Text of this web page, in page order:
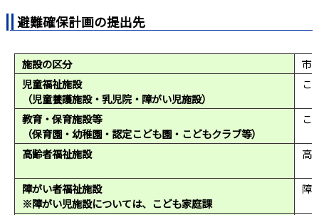
避難確保計画の提出先
施設の区分
市
児童福祉施設
（児童養護施設・乳児院・障がい児施設）
こ
教育・保育施設等
（保育園・幼稚園・認定こども園・こどもクラブ等）
こ
高齢者福祉施設
高
障がい者福祉施設
※障がい児施設については、こども家庭課
障